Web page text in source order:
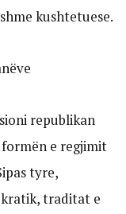
kushtetuese.
republikan
e regjimit
tyre,
traditat e